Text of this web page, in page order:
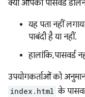
क्या आपको पासवर्ड
यह पता नहीं
पाबंदी है या नहीं.
हालांकि, पासवर्ड
उपयोगकर्ताओं को
index.html के